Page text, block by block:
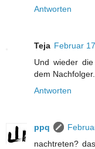
Antworten
Teja Februar
Und wieder
dem
Antworten
ppq
nachtreten?